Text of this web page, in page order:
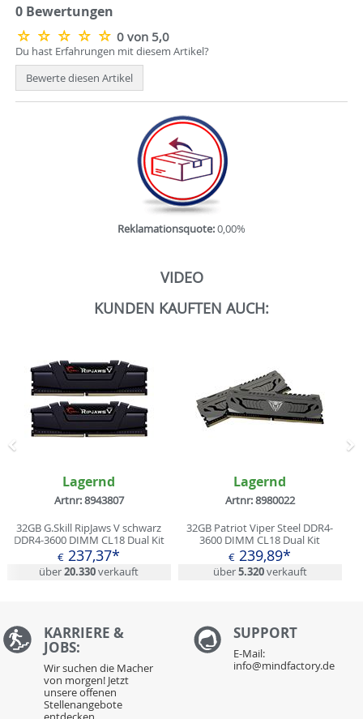
0 Bewertungen
0 von 5,0
Du hast Erfahrungen mit diesem Artikel?
Bewerte diesen Artikel
Reklamationsquote:0,00%
VIDEO
KUNDEN KAUFTEN AUCH:
Lagernd
Artnr: 8943807
32GB G.Skill RipJaws V schwarz
DDR4-3600 DIMM CL18 Dual Kit
€ 237,37*
über20.330verkauft
Lagernd
Artnr: 8980022
32GB Patriot Viper Steel DDR4-
3600 DIMM CL18 Dual Kit
€ 239,89*
über5.320verkauft
Zurück
KARRIERE &
JOBS:
Wir suchen die Macher
von morgen! Jetzt
unsere offenen
Stellenangebote
SUPPORT
E-Mail:
info@mindfactory.de